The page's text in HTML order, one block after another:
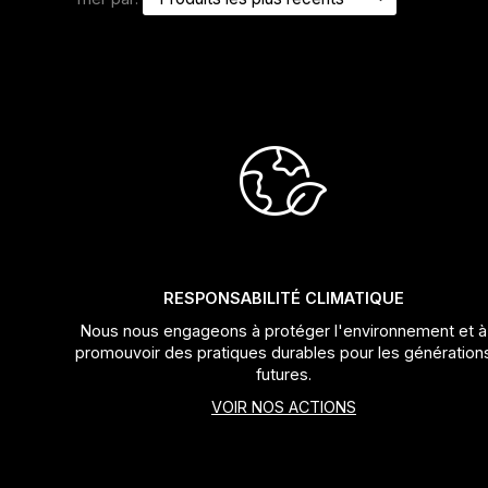
RESPONSABILITÉ CLIMATIQUE
Nous nous engageons à protéger l'environnement et à
promouvoir des pratiques durables pour les
futures.
VOIR NOS ACTIONS